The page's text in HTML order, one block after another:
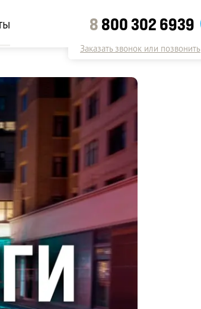
8 800 302 6939
Заказать звонок или позвонить